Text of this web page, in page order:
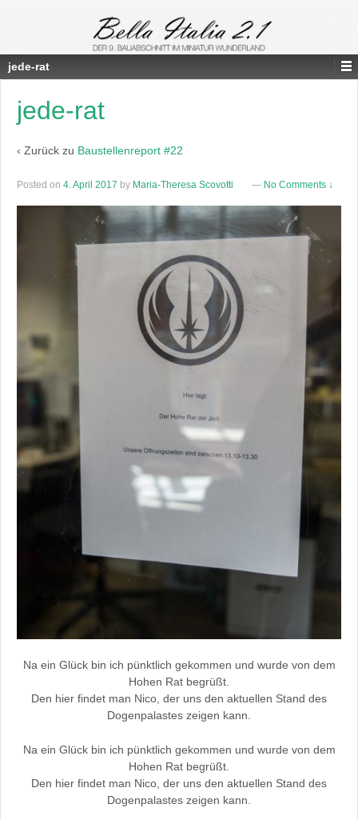
jede-rat
jede-rat
‹ Zurück zu Baustellenreport #22
Posted on 4. April 2017 by Maria-Theresa Scovotti — No Comments ↓
Na ein Glück bin ich pünktlich gekommen und wurde von dem
Hohen Rat begrüßt.
Den hier findet man Nico, der uns den aktuellen Stand des
Dogenpalastes zeigen kann.
Na ein Glück bin ich pünktlich gekommen und wurde von dem
Hohen Rat begrüßt.
Den hier findet man Nico, der uns den aktuellen Stand des
Dogenpalastes zeigen kann.